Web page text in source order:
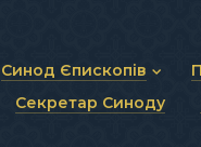
Синод Єпископів
Статут Синоду Єпископів
Секретар Синоду